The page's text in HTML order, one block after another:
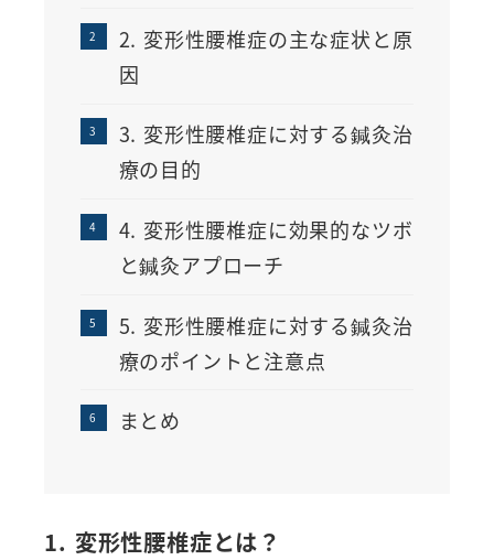
2. 変形性腰椎症の主な症状と原
因
3. 変形性腰椎症に対する鍼灸治
療の目的
4. 変形性腰椎症に効果的なツボ
と鍼灸アプローチ
5. 変形性腰椎症に対する鍼灸治
療のポイントと注意点
まとめ
1. 変形性腰椎症とは？